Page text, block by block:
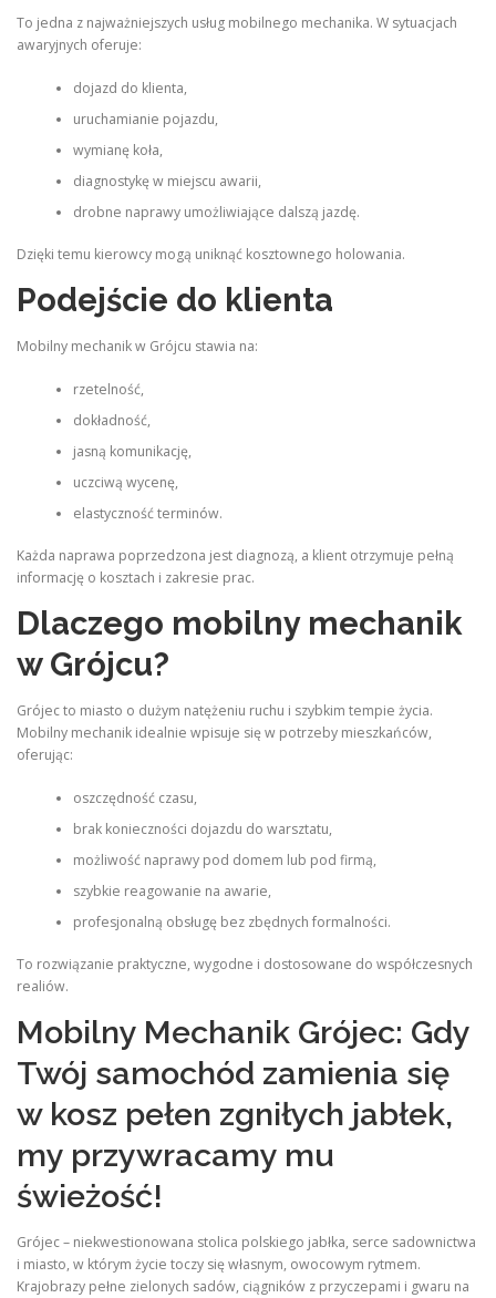
To jedna z najważniejszych usług mobilnego mechanika. W sytuacjach
awaryjnych oferuje:
dojazd do klienta,
uruchamianie pojazdu,
wymianę koła,
diagnostykę w miejscu awarii,
drobne naprawy umożliwiające dalszą jazdę.
Dzięki temu kierowcy mogą uniknąć kosztownego holowania.
Podejście do klienta
Mobilny mechanik w Grójcu stawia na:
rzetelność,
dokładność,
jasną komunikację,
uczciwą wycenę,
elastyczność terminów.
Każda naprawa poprzedzona jest diagnozą, a klient otrzymuje pełną
informację o kosztach i zakresie prac.
Dlaczego mobilny mechanik
w Grójcu?
Grójec to miasto o dużym natężeniu ruchu i szybkim tempie życia.
Mobilny mechanik idealnie wpisuje się w potrzeby mieszkańców,
oferując:
oszczędność czasu,
brak konieczności dojazdu do warsztatu,
możliwość naprawy pod domem lub pod firmą,
szybkie reagowanie na awarie,
profesjonalną obsługę bez zbędnych formalności.
To rozwiązanie praktyczne, wygodne i dostosowane do współczesnych
realiów.
Mobilny Mechanik Grójec: Gdy
Twój samochód zamienia się
w kosz pełen zgniłych jabłek,
my przywracamy mu
świeżość!
Grójec – niekwestionowana stolica polskiego jabłka, serce sadownictwa
i miasto, w którym życie toczy się własnym, owocowym rytmem.
Krajobrazy pełne zielonych sadów, ciągników z przyczepami i gwaru na